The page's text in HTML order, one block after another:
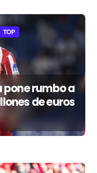
TOP
pone rumbo a
de euros